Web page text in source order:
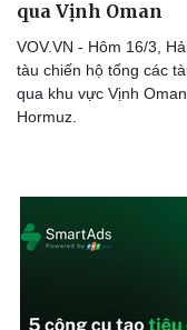
qua Vịnh Oman
VOV.VN - Hôm 16/3,
tàu chiến hộ tống các
qua khu vực Vịnh
Hormuz.